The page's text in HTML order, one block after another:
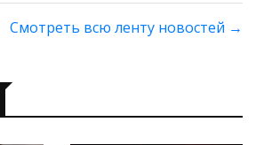
Смотреть всю ленту новостей →